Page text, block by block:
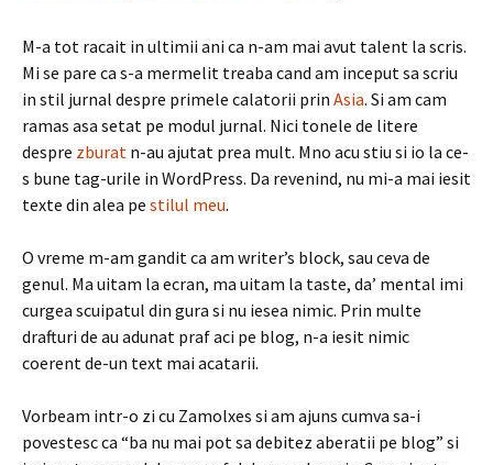
M-a tot racait in ultimii ani ca n-am mai avut talent la scris.
Mi se pare ca s-a mermelit treaba cand am inceput sa scriu
in stil jurnal despre primele calatorii prin Asia. Si am cam
ramas asa setat pe modul jurnal. Nici tonele de litere
despre zburat n-au ajutat prea mult. Mno acu stiu si io la ce-
s bune tag-urile in WordPress. Da revenind, nu mi-a mai iesit
texte din alea pe stilul meu.
O vreme m-am gandit ca am writer’s block, sau ceva de
genul. Ma uitam la ecran, ma uitam la taste, da’ mental imi
curgea scuipatul din gura si nu iesea nimic. Prin multe
drafturi de au adunat praf aci pe blog, n-a iesit nimic
coerent de-un text mai acatarii.
Vorbeam intr-o zi cu Zamolxes si am ajuns cumva sa-i
povestesc ca “ba nu mai pot sa debitez aberatii pe blog” si